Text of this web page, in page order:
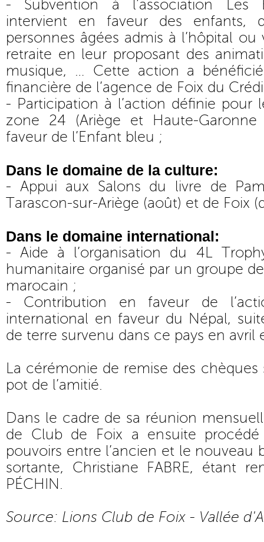
- Subvention à l’association Les
intervient en faveur des enfants,
personnes âgées admis à l’hôpital
retraite en leur proposant des
musique, … Cette action a
financière de l’agence de Foix du
- Participation à l’action définie pour
zone 24 (Ariège et Haute-
faveur de l’Enfant bleu ;
Dans le domaine de la culture:
- Appui aux Salons du livre de
Tarascon-sur-Ariège (août) et de Foix
Dans le domaine international:
- Aide à l’organisation du 4L
humanitaire organisé par un groupe
marocain ;
- Contribution en faveur de
international en faveur du Népal,
de terre survenu dans ce pays en avril
La cérémonie de remise des chèques
pot de l’amitié.
Dans le cadre de sa réunion
de Club de Foix a ensuite
pouvoirs entre l’ancien et le nouveau
sortante, Christiane FABRE, étant
PÉCHIN.
Source: Lions Club de Foix - Vallée